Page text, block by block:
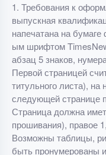
1. Требования к
выпускная
напечатана на
ым шрифтом
абзац 5 знаков,
Первой страницей
титульного листа),
следующей странице
Страница должна
прошивания), правое
Возможны таблицы,
быть пронумерованы